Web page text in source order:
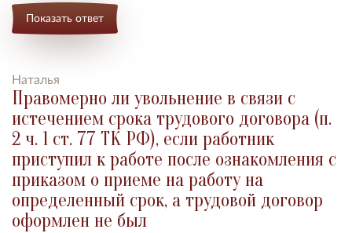
Показать ответ
Наталья
Правомерно ли увольнение в связи с
истечением срока трудового договора (п.
2 ч. 1 ст. 77 ТК РФ), если работник
приступил к работе после ознакомления с
приказом о приеме на работу на
определенный срок, а трудовой договор
оформлен не был